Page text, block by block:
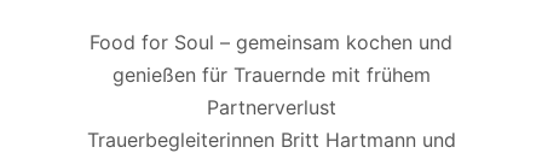
Food for Soul – gemeinsam kochen und
genießen für Trauernde mit frühem
Partnerverlust
Trauerbegleiterinnen Britt Hartmann und